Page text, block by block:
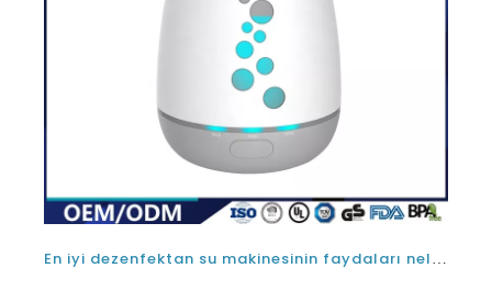
En iyi dezenfektan su makinesinin faydaları nelerdir?